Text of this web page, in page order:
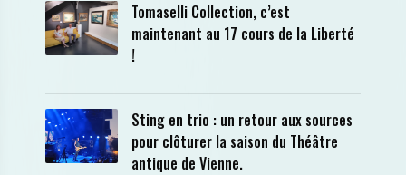
Tomaselli Collection, c’est
maintenant au 17 cours de la Liberté
!
Sting en trio : un retour aux sources
pour clôturer la saison du Théâtre
antique de Vienne.